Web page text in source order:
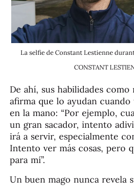
La selfie de Constant Lestienne
CONSTANT
De ahí, sus habilidades como
afirma que lo ayudan
en la mano: “Por ejemplo,
un gran sacador, intento
irá a servir, especialmente
Intento ver más cosas, pero
para mí”.
Un buen mago nunca revela